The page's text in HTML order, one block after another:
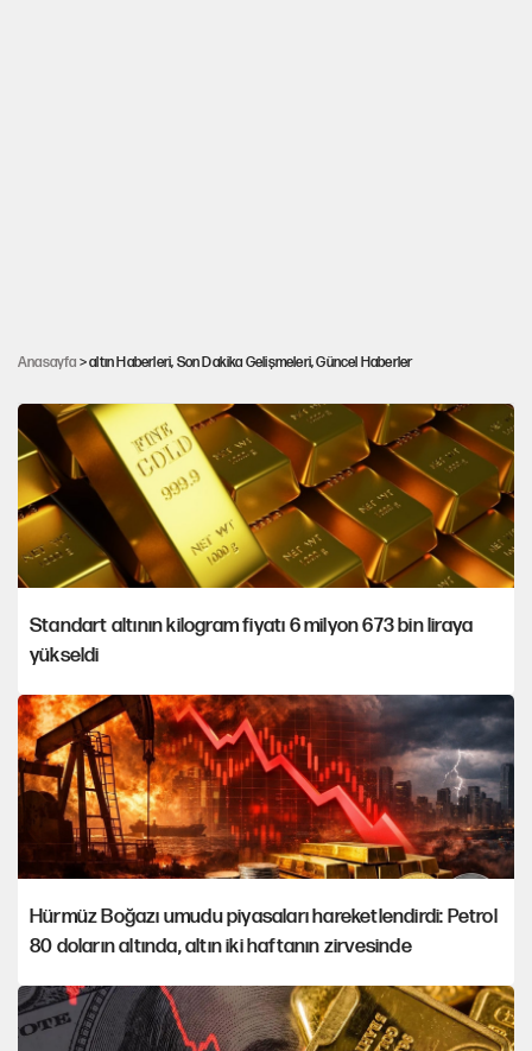
Anasayfa > altın Haberleri, Son Dakika Gelişmeleri, Güncel Haberler
Altın haftayı yüzde 8,29 kazançla kapattı
Standart altının kilogram fiyatı 6 milyon 673 bin liraya
yükseldi
Hürmüz Boğazı umudu piyasaları hareketlendirdi: Petrol
80 doların altında, altın iki haftanın zirvesinde